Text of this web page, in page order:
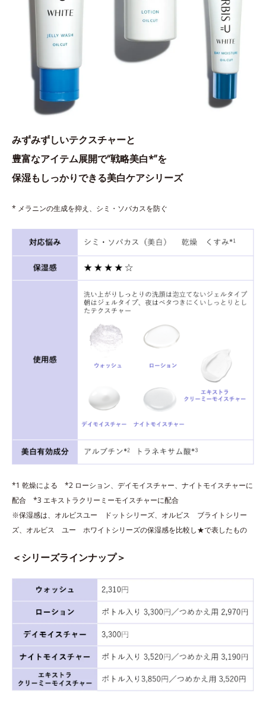
みずみずしいテクスチャーと
豊富なアイテム展開で“戦略美白*”を
保湿もしっかりできる美白ケアシリーズ
* メラニンの生成を抑え、シミ・ソバカスを防ぐ
*1 乾燥による *2 ローション、デイモイスチャー、ナイトモイスチャーに
配合 *3 エキストラクリーミーモイスチャーに配合
※保湿感は、オルビスユー ドットシリーズ、オルビス ブライトシリー
ズ、オルビス ユー ホワイトシリーズの保湿感を比較し★で表したもの
＜シリーズラインナップ＞